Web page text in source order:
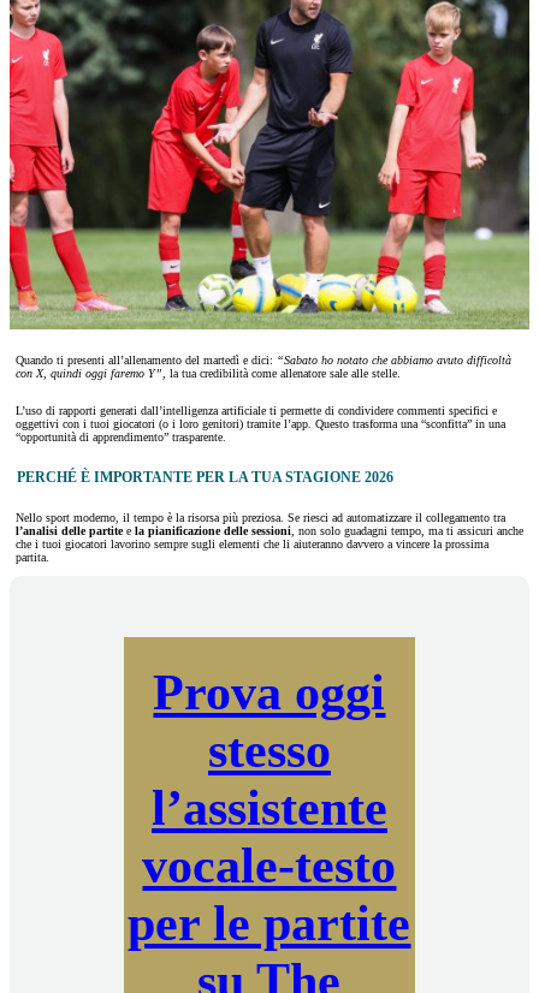
Quando ti presenti all’allenamento del martedì e dici: “Sabato ho notato che abbiamo avuto difficoltà
con X, quindi oggi faremo Y”,
la tua credibilità come allenatore sale alle stelle.
L’uso di rapporti generati dall’intelligenza artificiale ti permette di condividere commenti specifici e
oggettivi con i tuoi giocatori (o i loro genitori) tramite l’app. Questo trasforma una “sconfitta” in una
“opportunità di apprendimento” trasparente.
PERCHÉ È IMPORTANTE PER LA TUA STAGIONE 2026
Nello sport moderno, il tempo è la risorsa più preziosa. Se riesci ad automatizzare il collegamento tra
l’analisi delle partitee la pianificazione delle sessioni, non solo guadagni tempo, ma ti assicuri anche
che i tuoi giocatori lavorino sempre sugli elementi che li aiuteranno davvero a vincere la prossima
partita.
Prova oggi
stesso
l’assistente
vocale-testo
per le partite
su The